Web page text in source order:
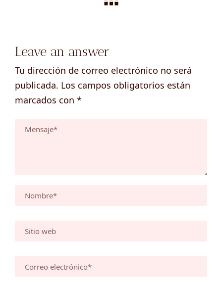
Leave an answer
Tu dirección de correo electrónico no será
publicada. Los campos obligatorios están
marcados con *